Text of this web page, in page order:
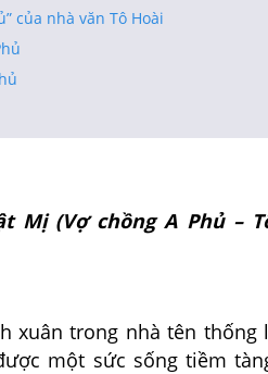
của nhà văn Tô Hoài
Mị (Vợ chồng A Phủ –
trong nhà tên thống
một sức sống tiềm